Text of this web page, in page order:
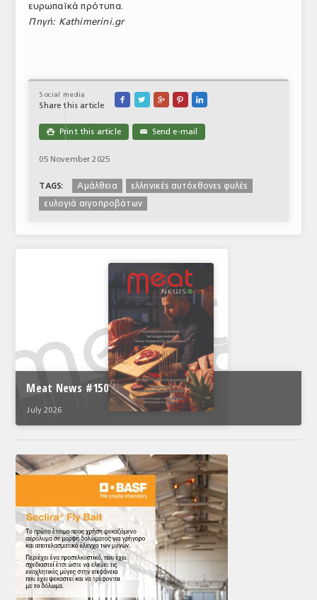
ευρωπαϊκά πρότυπα.
Πηγή: Kathimerini.gr
Social media
Share this article
    
 Print this article ✉ Send e-mail
05 November 2025
TAGS: Aμάλθεια
ελληνικές αυτόχθονες φυλές
ευλογιά αιγοπροβάτων
Meat News #150
July 2026